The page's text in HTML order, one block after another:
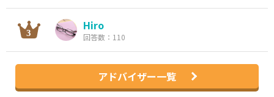
Hiro
回答数：110
アドバイザー一覧